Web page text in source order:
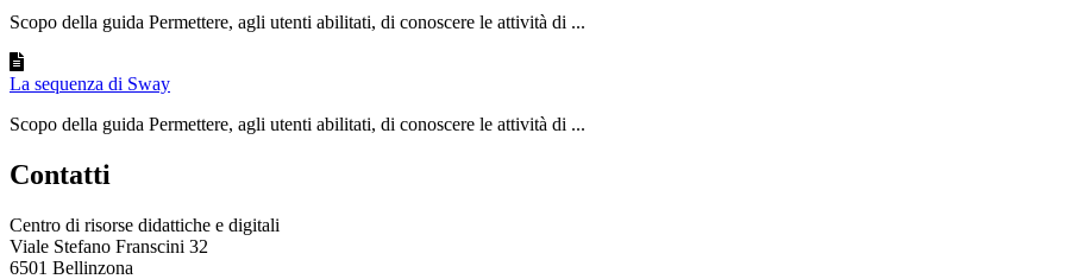
Scopo della guida Permettere, agli utenti abilitati, di conoscere le attività di ...
La sequenza di Sway
Scopo della guida Permettere, agli utenti abilitati, di conoscere le attività di ...
Contatti
Centro di risorse didattiche e digitali
Viale Stefano Franscini 32
6501 Bellinzona